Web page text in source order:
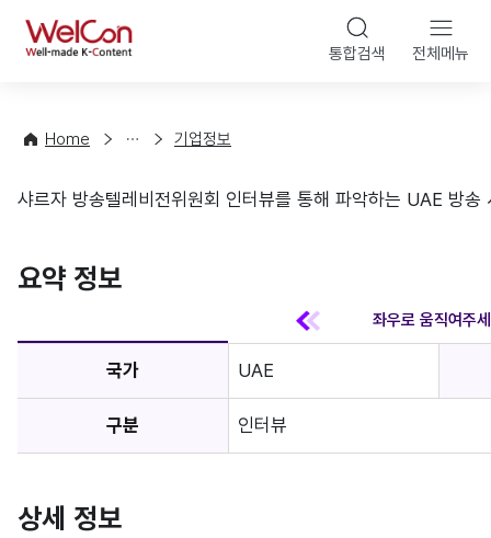
WelCon 통합검색 전체메뉴
Home
컨
팅
해
기
정
기업정보
기업정보
샤르자 방송텔레비전위원회 인터뷰를 통해 파악하는 UAE 방송
요약 정보
국가 UAE
구분 인터뷰
상세 정보